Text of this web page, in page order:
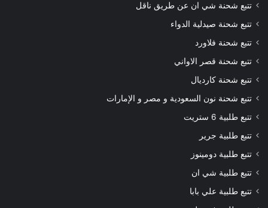
تتبع شحنة شي ان عن طريق ناقل
تتبع شحنة صيدلية الدواء
تتبع شحنة فلاورد
تتبع شحنة قصر الاواني
تتبع شحنة كارديال
تتبع شحنة نون السعودية و مصر و الإمارات
تتبع طلبية 6 ستريت
تتبع طلبية جرير
تتبع طلبية دومينوز
تتبع طلبية شي ان
تتبع طلبية علي بابا